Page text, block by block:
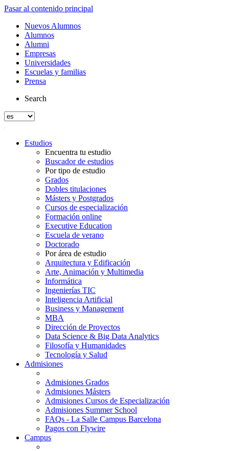
Pasar al contenido principal
Nuevos Alumnos
Alumnos
Alumni
Empresas
Universidades
Escuelas y familias
Prensa
Search
Estudios
Encuentra tu estudio
Buscador de estudios
Por tipo de estudio
Grados
Dobles titulaciones
Másters y Postgrados
Cursos de especialización
Formación online
Executive Education
Escuela de verano
Doctorado
Por área de estudio
Arquitectura y Edificación
Arte, Animación y Multimedia
Informática
Ingenierías TIC
Inteligencia Artificial
Business y Management
MBA
Dirección de Proyectos
Data Science & Big Data Analytics
Filosofía y Humanidades
Tecnología y Salud
Admisiones
Admisiones Grados
Admisiones Másters
Admisiones Cursos de Especialización
Admisiones Summer School
FAQs - La Salle Campus Barcelona
Pagos con Flywire
Campus